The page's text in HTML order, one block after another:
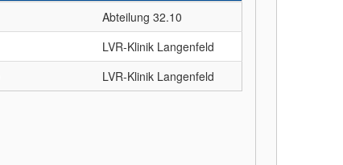
Abteilung 32.10
LVR-Klinik Langenfeld
LVR-Klinik Langenfeld